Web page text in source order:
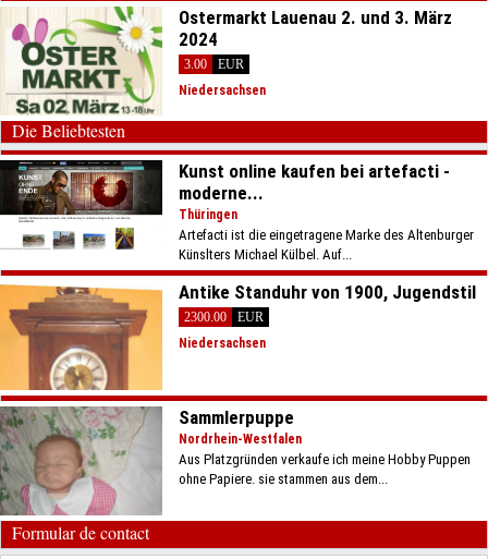
Ostermarkt Lauenau 2. und 3. März
2024
3.00
EUR
Niedersachsen
Die Beliebtesten
Kunst online kaufen bei artefacti -
moderne...
Thüringen
Artefacti ist die eingetragene Marke des Altenburger
Künslters Michael Külbel. Auf...
Antike Standuhr von 1900, Jugendstil
2300.00
EUR
Niedersachsen
Sammlerpuppe
Nordrhein-Westfalen
Aus Platzgründen verkaufe ich meine Hobby Puppen
ohne Papiere. sie stammen aus dem...
Formular de contact